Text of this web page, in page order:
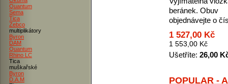
Quantum
Sema
Tica
Zebco
multiplikátory
Byron
DAM
Quantum
Rhino LC
Tica
muškařské
Byron
D.A.M
beránek. Obuv
objednávejte o
1 527,00 Kč
1 553,00 Kč
Ušetříte: 26,00
POPULAR -